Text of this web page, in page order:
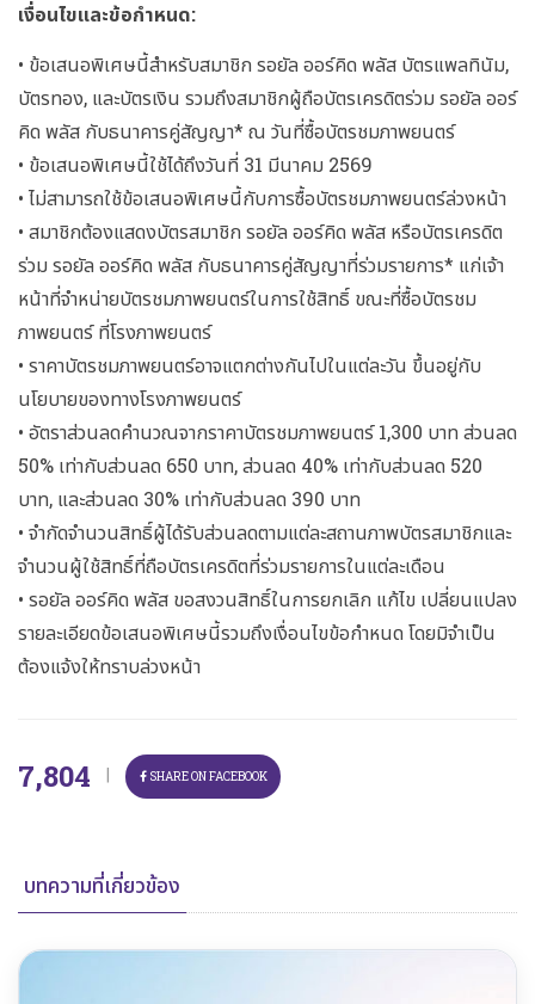
เงื่อนไขและข้อกำหนด:
• ข้อเสนอพิเศษนี้สำหรับสมาชิก รอยัล ออร์คิด พลัส บัตรแพลทินัม,
บัตรทอง, และบัตรเงิน รวมถึงสมาชิกผู้ถือบัตรเครดิตร่วม รอยัล ออร์
คิด พลัส กับธนาคารคู่สัญญา* ณ วันที่ซื้อบัตรชมภาพยนตร์
• ข้อเสนอพิเศษนี้ใช้ได้ถึงวันที่ 31 มีนาคม 2569
• ไม่สามารถใช้ข้อเสนอพิเศษนี้กับการซื้อบัตรชมภาพยนตร์ล่วงหน้า
• สมาชิกต้องแสดงบัตรสมาชิก รอยัล ออร์คิด พลัส หรือบัตรเครดิต
ร่วม รอยัล ออร์คิด พลัส กับธนาคารคู่สัญญาที่ร่วมรายการ* แก่เจ้า
หน้าที่จำหน่ายบัตรชมภาพยนตร์ในการใช้สิทธิ์ ขณะที่ซื้อบัตรชม
ภาพยนตร์ ที่โรงภาพยนตร์
• ราคาบัตรชมภาพยนตร์อาจแตกต่างกันไปในแต่ละวัน ขึ้นอยู่กับ
นโยบายของทางโรงภาพยนตร์
• อัตราส่วนลดคำนวณจากราคาบัตรชมภาพยนตร์ 1,300 บาท ส่วนลด
50% เท่ากับส่วนลด 650 บาท, ส่วนลด 40% เท่ากับส่วนลด 520
บาท, และส่วนลด 30% เท่ากับส่วนลด 390 บาท
• จำกัดจำนวนสิทธิ์ผู้ได้รับส่วนลดตามแต่ละสถานภาพบัตรสมาชิกและ
จำนวนผู้ใช้สิทธิ์ที่ถือบัตรเครดิตที่ร่วมรายการในแต่ละเดือน
• รอยัล ออร์คิด พลัส ขอสงวนสิทธิ์ในการยกเลิก แก้ไข เปลี่ยนแปลง
รายละเอียดข้อเสนอพิเศษนี้รวมถึงเงื่อนไขข้อกำหนด โดยมิจำเป็น
ต้องแจ้งให้ทราบล่วงหน้า
7,804 | SHARE ON FACEBOOK
บทความที่เกี่ยวข้อง